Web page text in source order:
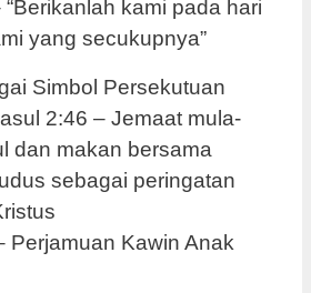
kami pada hari
yang secukupnya”
Simbol Persekutuan
2:46 – Jemaat mula-
dan makan bersama
sebagai peringatan
Perjamuan Kawin Anak